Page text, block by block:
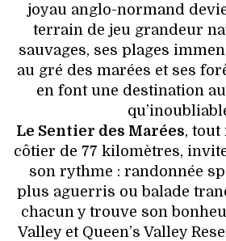
joyau anglo-normand
terrain de jeu grandeur
sauvages, ses plages
au gré des marées et ses
en font une destination
Le Sentier des Marées,
côtier de 77 kilomètres,
son rythme : randonnée
plus aguerris ou balade
chacun y trouve son
Valley et Queen’s Valley